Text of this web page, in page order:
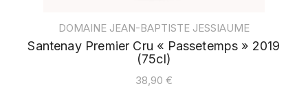
DOMAINE JEAN-BAPTISTE JESSIAUME
Santenay Premier Cru « Passetemps » 2019
(75cl)
38,90 €